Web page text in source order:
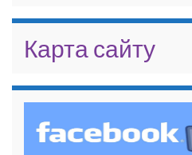
Карта сайту